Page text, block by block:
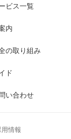
ビス一覧
内
の取り組み
ド
い合わせ
用情報